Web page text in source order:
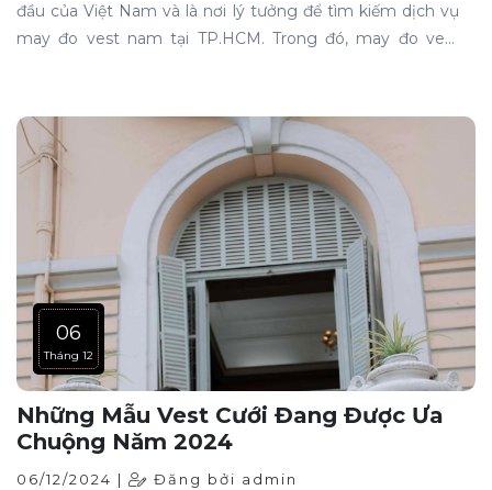
đầu của Việt Nam và là nơi lý tưởng để tìm kiếm dịch vụ
may đo vest nam tại TP.HCM. Trong đó, may đo vest
biểu tượng của phong cách và bản lĩnh. Vest không chỉ
giúp người mặc tự tin mà còn thể hiện sự lịch lãm,
chuyên nghiệp trong mọi hoàn cảnh.
06
Tháng 12
Những Mẫu Vest Cưới Đang Được Ưa
Chuộng Năm 2024
06/12/2024 | Đăng bởi admin